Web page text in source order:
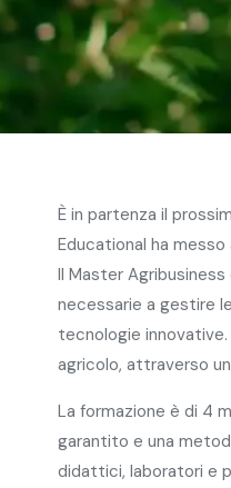
È in partenza il
Educational ha
Il Master
necessarie a gestire
tecnologie
agricolo, attraverso un
La formazione è di 4
garantito e una
didattici, laboratori e